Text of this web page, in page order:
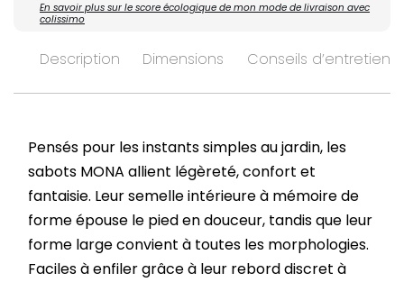
En savoir plus sur le score écologique de mon mode de livraison avec
colissimo
Description Dimensions Conseils d’entretien
Pensés pour les instants simples au jardin, les
sabots MONA allient légèreté, confort et
fantaisie. Leur semelle intérieure à mémoire de
forme épouse le pied en douceur, tandis que leur
forme large convient à toutes les morphologies.
Faciles à enfiler grâce à leur rebord discret à